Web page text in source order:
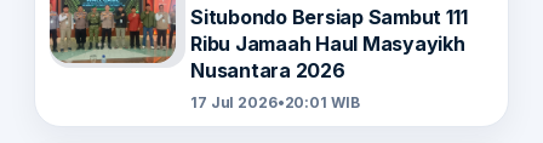
Situbondo Bersiap Sambut 111
Ribu Jamaah Haul Masyayikh
Nusantara 2026
17 Jul 2026•20:01 WIB